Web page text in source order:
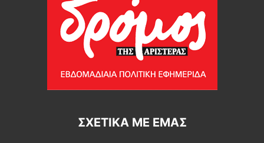
ΣΧΕΤΙΚΆ ΜΕ ΕΜΆΣ